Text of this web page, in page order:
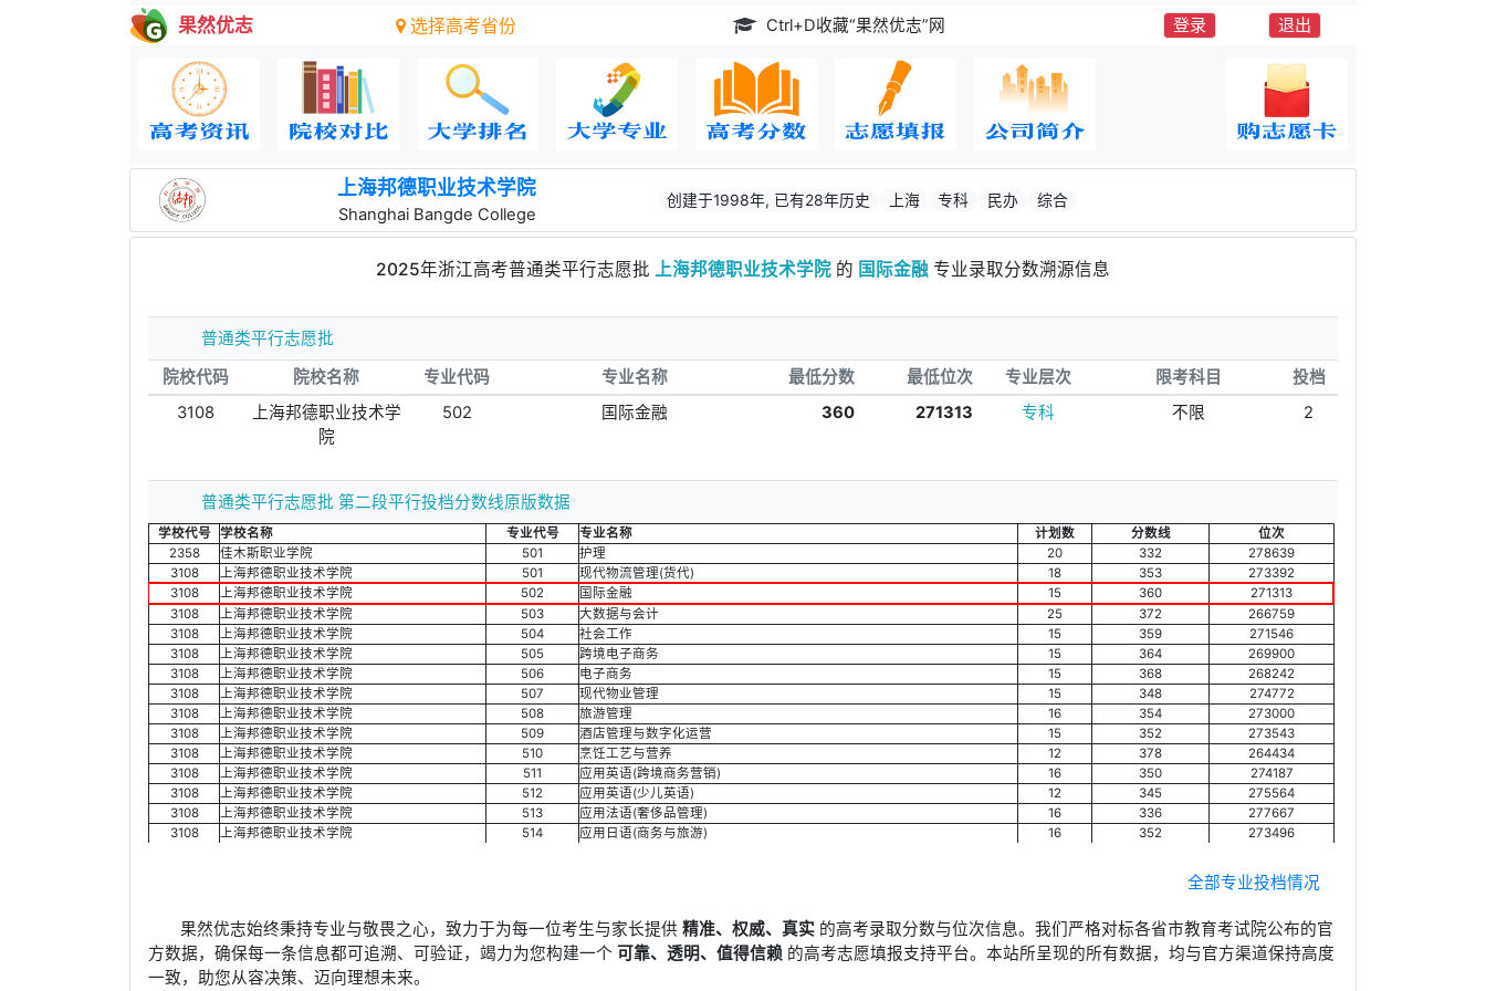
果然优志 选择高考省份 Ctrl+D收藏“果然优志”网 登录 退出
上海邦德职业技术学院
Shanghai Bangde College
创建于1998年, 已有28年历史 上海 专科 民办 综合
2025年浙江高考普通类平行志愿批 上海邦德职业技术学院 的 国际金融 专业录取分数溯源信息
普通类平行志愿批
院校代码
院校名称 专业代码 专业名称 最低分数 最低位次 专业层次 限考科目
投档
3108
上海邦德职业技术学
院
502 国际金融 360 271313 专科 不限 2
普通类平行志愿批 第二段平行投档分数线原版数据
学校代号 学校名称 专业代号 专业名称 计划数 分数线
位次
2358
佳木斯职业学院 501 护理 20 332
278639
3108
上海邦德职业技术学院 501 现代物流管理(货代) 18 353
273392
3108
上海邦德职业技术学院 502 国际金融 15 360
271313
3108
上海邦德职业技术学院 503 大数据与会计 25 372
266759
3108
上海邦德职业技术学院 504 社会工作 15 359
271546
3108
上海邦德职业技术学院 505 跨境电子商务 15 364
269900
3108
上海邦德职业技术学院 506 电子商务 15 368
268242
3108
上海邦德职业技术学院 507 现代物业管理 15 348
274772
3108
上海邦德职业技术学院 508 旅游管理 16 354
273000
3108
上海邦德职业技术学院 509 酒店管理与数字化运营 15 352
273543
3108
上海邦德职业技术学院 510 烹饪工艺与营养 12 378
264434
3108
上海邦德职业技术学院 511 应用英语(跨境商务营销) 16 350
274187
3108
上海邦德职业技术学院 512 应用英语(少儿英语) 12 345
275564
3108
上海邦德职业技术学院 513 应用法语(奢侈品管理) 16 336
277667
3108
上海邦德职业技术学院 514 应用日语(商务与旅游) 16 352 273496
全部专业投档情况
果然优志始终秉持专业与敬畏之心，致力于为每一位考生与家长提供精准、权威、真实 的高考录取分数与位次信息。我们严格对标各省市教育考试院公布的官
方数据，确保每一条信息都可追溯、可验证，竭力为您构建一个 可靠、透明、值得信赖 的高考志愿填报支持平台。本站所呈现的所有数据，均与官方渠道保持高度
一致，助您从容决策、迈向理想未来。